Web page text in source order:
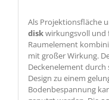
Als Projektionsfläche
diskwirkungsvoll und
Raumelement
mit großer Wirkung.
Deckenelement
Design zu einem
Bodenbespannung